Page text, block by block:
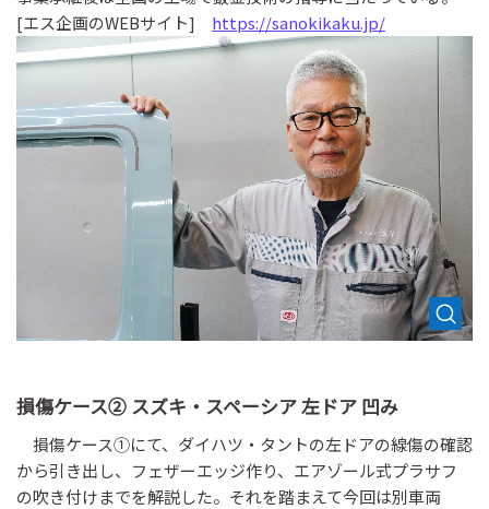
[エス企画のWEBサイト] https://sanokikaku.jp/
損傷ケース② スズキ・スペーシア 左ドア 凹み
損傷ケース①にて、ダイハツ・タントの左ドアの線傷の確認
から引き出し、フェザーエッジ作り、エアゾール式プラサフ
の吹き付けまでを解説した。それを踏まえて今回は別車両